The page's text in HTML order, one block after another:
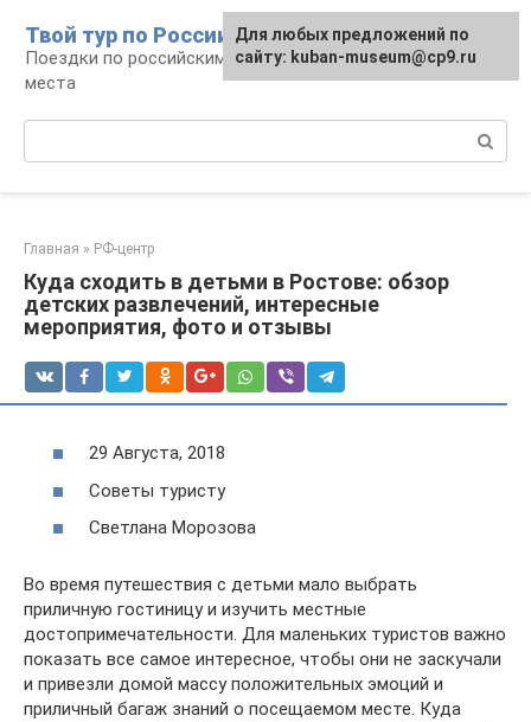
контенту
Твой тур по России
Поездки по российским городам, маршруты и
места
Главная » РФ-центр
Куда сходить в детьми в Ростове: обзор
детских развлечений, интересные
мероприятия, фото и отзывы
29 Августа, 2018
Советы туристу
Светлана Морозова
Во время путешествия с детьми мало выбрать
приличную гостиницу и изучить местные
достопримечательности. Для маленьких туристов важно
показать все самое интересное, чтобы они не заскучали
и привезли домой массу положительных эмоций и
приличный багаж знаний о посещаемом месте. Куда
Для любых предложений по
сайту: kuban-museum@cp9.ru